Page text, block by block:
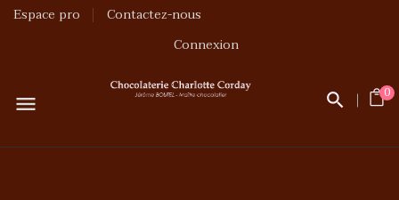
Espace pro
Contactez-nous
Connexion
menu 0